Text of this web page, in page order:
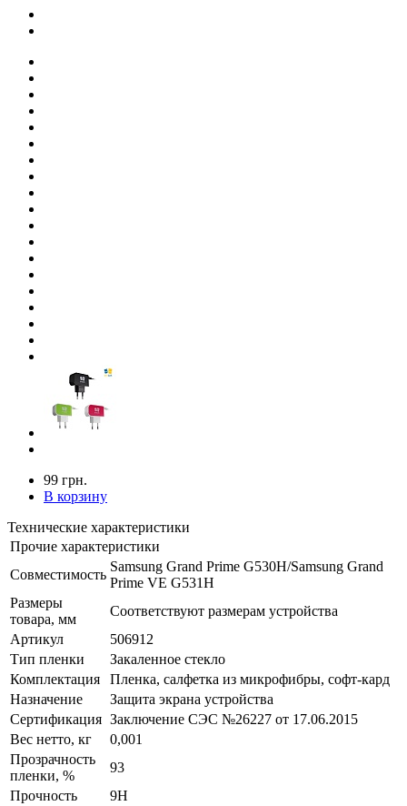
99 грн.
В корзину
Технические характеристики
Прочие характеристики
Совместимость
Samsung Grand Prime G530H/Samsung Grand
Prime VE G531H
Размеры
товара, мм
Соответствуют размерам устройства
Артикул
506912
Тип пленки
Закаленное стекло
Комплектация
Пленка, салфетка из микрофибры, софт-кард
Назначение
Защита экрана устройства
Сертификация Заключение СЭС №26227 от 17.06.2015
Вес нетто, кг
0,001
Прозрачность
пленки, %
93
Прочность
9H